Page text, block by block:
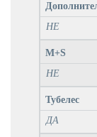
НЕ
M+S
НЕ
Тубелес
ДА